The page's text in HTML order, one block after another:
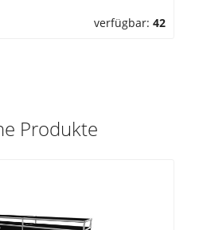
verfügbar: 42
Produkte